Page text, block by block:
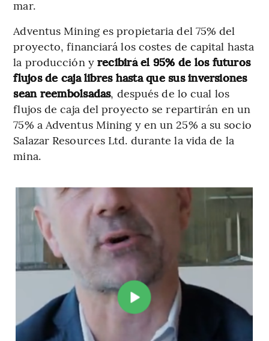
mar.
Adventus Mining es propietaria del 75% del
proyecto, financiará los costes de capital hasta
la producción y recibirá el 95% de los futuros
flujos de caja libres hasta que sus inversiones
sean reembolsadas, después de lo cual los
flujos de caja del proyecto se repartirán en un
75% a Adventus Mining y en un 25% a su socio
Salazar Resources Ltd. durante la vida de la
mina.